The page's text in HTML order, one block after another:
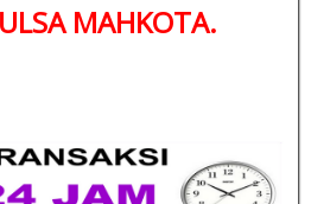
MAHKOTA.